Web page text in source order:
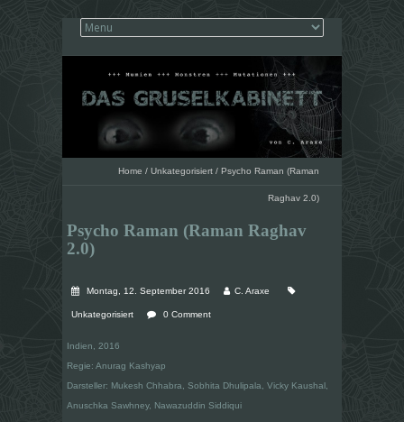
Home / Unkategorisiert / Psycho Raman (Raman
Raghav 2.0)
Psycho Raman (Raman Raghav
2.0)
Montag, 12. September 2016 C. Araxe
Unkategorisiert 0 Comment
Indien, 2016
Regie: Anurag Kashyap
Darsteller: Mukesh Chhabra, Sobhita Dhulipala, Vicky Kaushal,
Anuschka Sawhney, Nawazuddin Siddiqui